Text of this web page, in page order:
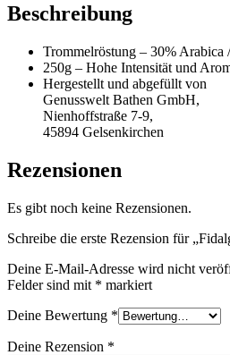
Beschreibung
Trommelröstung – 30% Arabica
250g – Hohe Intensität und
Hergestellt und abgefüllt von
Genusswelt Bathen GmbH,
Nienhoffstraße 7-9,
45894 Gelsenkirchen
Rezensionen
Es gibt noch keine Rezensionen.
Schreibe die erste Rezension für
Deine E-Mail-Adresse wird nicht
Felder sind mit * markiert
Deine Bewertung *
Deine Rezension *